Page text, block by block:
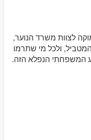
לצוות משרד הנוער,
המטביל, ולכל מי שתרמו
המשפחתי הנפלא הזה.